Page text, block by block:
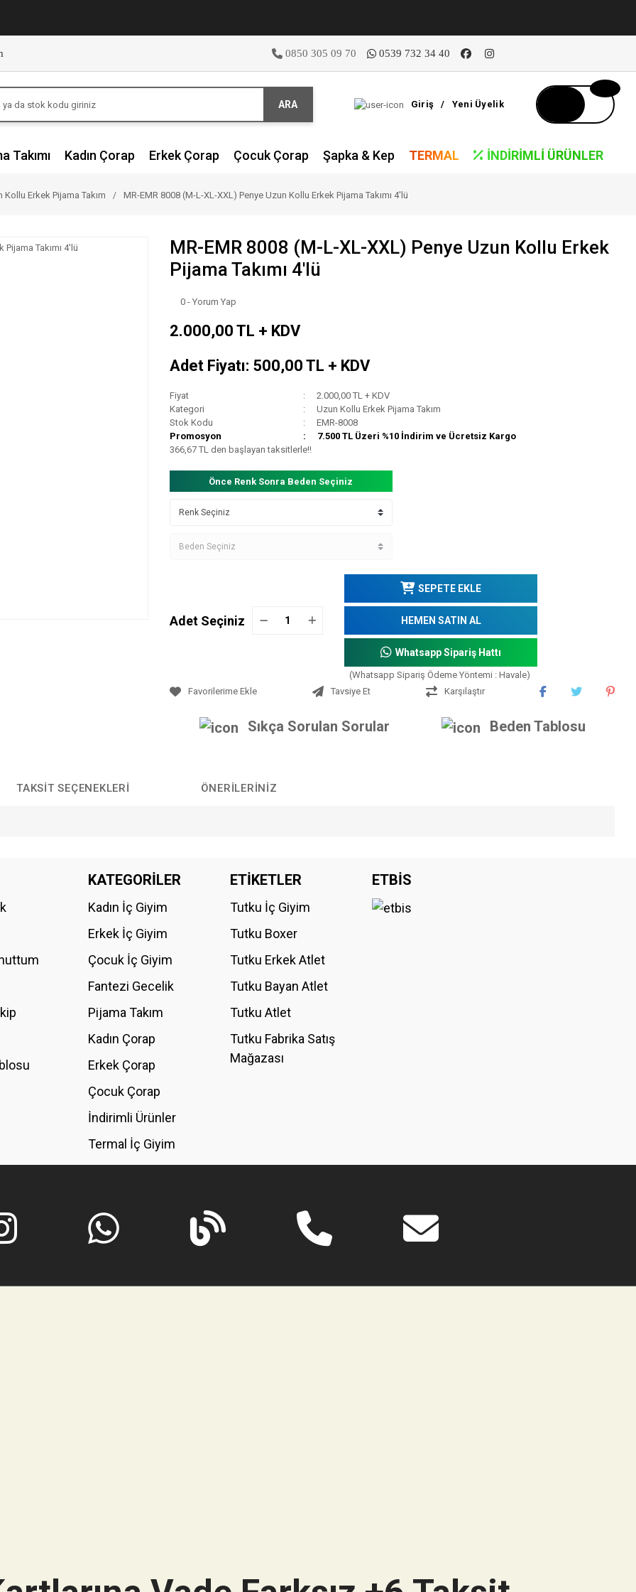
0850 305 09 70 0539 732 34 40
ARA Giriş / Yeni Üyelik
Takımı Kadın Çorap Erkek Çorap Çocuk Çorap Şapka & Kep TERMAL İNDIRIMLI ÜRÜNLER
Kollu Erkek Pijama Takım MR-EMR 8008 (M-L-XL-XXL) Penye Uzun Kollu Erkek Pijama Takımı 4'lü
MR-EMR 8008 (M-L-XL-XXL) Penye Uzun Kollu Erkek
Pijama Takımı 4'lü
0 - Yorum Yap
2.000,00 TL + KDV
Adet Fiyatı: 500,00 TL + KDV
Fiyat
2.000,00 TL + KDV
Kategori
Uzun Kollu Erkek Pijama Takım
Stok Kodu
EMR-8008
Promosyon
7.500 TL Üzeri %10 İndirim ve Ücretsiz Kargo
366,67 TL den başlayan taksitlerle!!
Önce Renk Sonra Beden Seçiniz
Adet Seçiniz
SEPETE EKLE
HEMEN SATIN AL
Whatsapp Sipariş Hattı
(Whatsapp Sipariş Ödeme Yöntemi : Havale)
Tavsiye Et
Karşılaştır
Sıkça Sorulan Sorular Beden Tablosu
TAKSIT SEÇENEKLERI ÖNERILERINIZ
Bu ürüne ilk yorumu siz yapın!
KATEGORİLER
Kadın İç Giyim
Erkek İç Giyim
Çocuk İç Giyim
Fantezi Gecelik
Pijama Takım
Kadın Çorap
Erkek Çorap
Çocuk Çorap
İndirimli Ürünler
Termal İç Giyim
ETİKETLER
Tutku İç Giyim
Tutku Boxer
Tutku Erkek Atlet
Tutku Bayan Atlet
Tutku Atlet
Tutku Fabrika Satış
Mağazası
ETBİS